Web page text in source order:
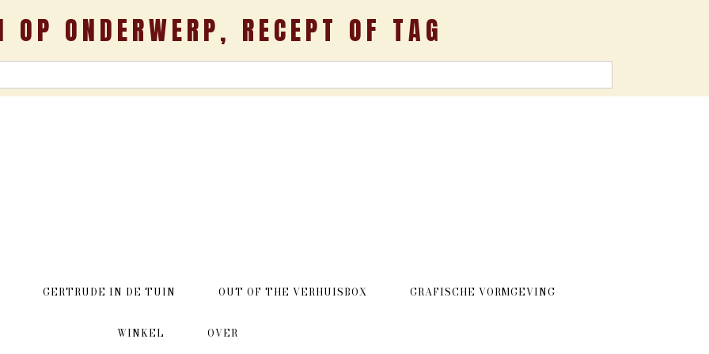
OP ONDERWERP, RECEPT OF TAG
GERTRUDE IN DE TUIN OUT OF THE VERHUISBOX GRAFISCHE VORMGEVING
WINKEL OVER